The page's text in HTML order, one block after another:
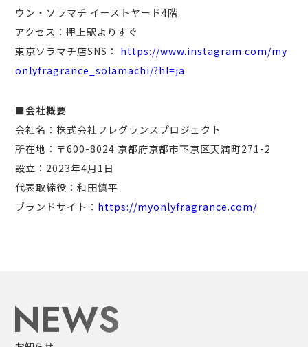
ウン・ソラマチ イーストヤード4階
アクセス：押上駅よりすぐ
東京ソラマチ店SNS： https://www.instagram.com/my
onlyfragrance_solamachi/?hl=ja
■会社概要
会社名：株式会社フレグランスプロジェクト
所在地：〒600-8024 京都府京都市下京区天満町271-2
設立：2023年4月1日
代表取締役：和田慎平
ブランドサイト： https://myonlyfragrance.com/